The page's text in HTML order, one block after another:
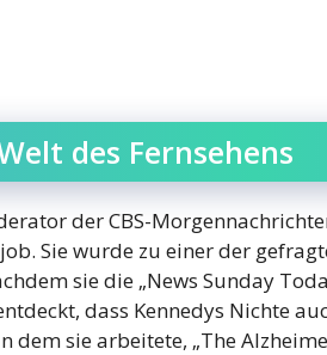
des Fernsehens
der CBS-
Sie wurde zu einer der
sie die „News Sunday
dass Kennedys Nichte
sie arbeitete, „The